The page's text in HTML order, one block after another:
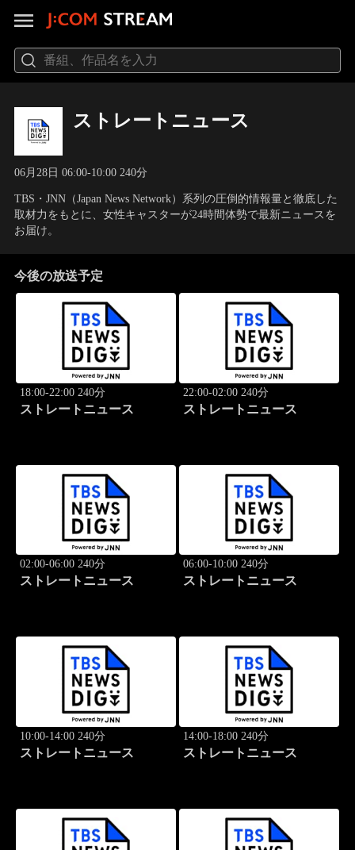
ストレートニュース
06月28日 06:00-10:00 240分
TBS・JNN（Japan News Network）系列の圧倒的情報量と徹底した
取材力をもとに、女性キャスターが24時間体勢で最新ニュースを
お届け。
今後の放送予定
18:00-22:00 240分
ストレートニュース
22:00-02:00 240分
ストレートニュース
02:00-06:00 240分
ストレートニュース
06:00-10:00 240分
ストレートニュース
10:00-14:00 240分
ストレートニュース
14:00-18:00 240分
ストレートニュース